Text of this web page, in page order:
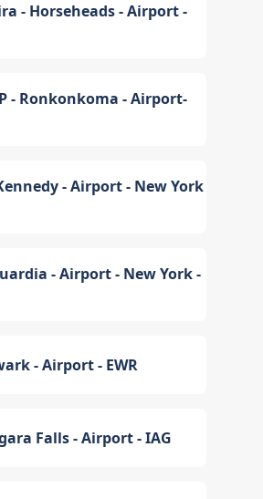
- Horseheads - Airport -
- Ronkonkoma - Airport-
- Airport - New York
- Airport - New York -
- Airport - EWR
Falls - Airport - IAG